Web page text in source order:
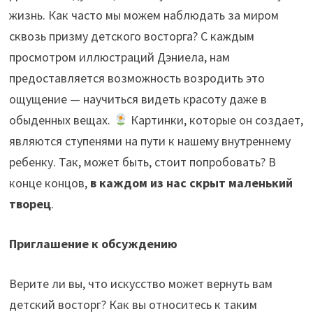
жизнь. Как часто мы можем наблюдать за миром
сквозь призму детского восторга? С каждым
просмотром иллюстраций Дэниела, нам
предоставляется возможность возродить это
ощущение — научиться видеть красоту даже в
обыденных вещах.
Картинки, которые он создает,
являются ступенями на пути к нашему внутреннему
ребенку. Так, может быть, стоит попробовать? В
конце концов, в каждом из нас скрыт маленький
творец.
Приглашение к обсуждению
Верите ли вы, что искусство может вернуть вам
детский восторг? Как вы относитесь к таким